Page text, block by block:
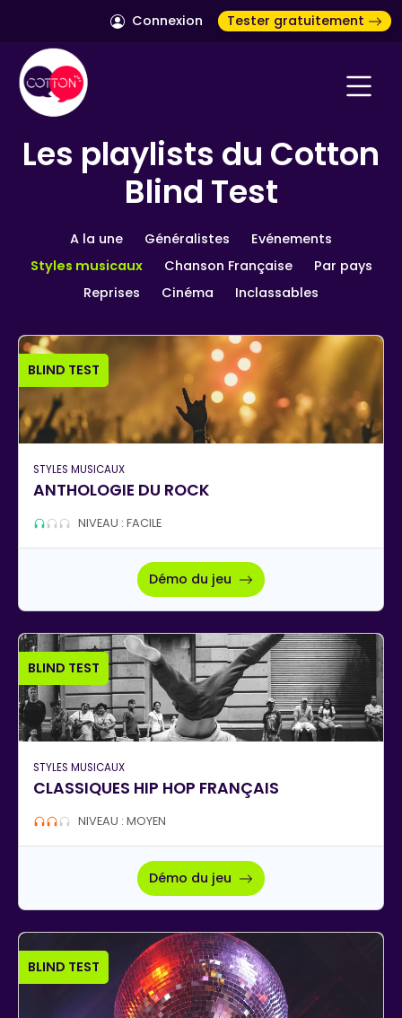
Connexion Tester gratuitement
Les playlists du Cotton
Blind Test
A la une Généralistes
Evénements
Styles musicaux
Chanson Française
Par pays
Reprises
Cinéma Inclassables
BLIND TEST
STYLES MUSICAUX
ANTHOLOGIE DU ROCK
NIVEAU : FACILE
Démo du jeu
BLIND TEST
STYLES MUSICAUX
CLASSIQUES HIP HOP FRANÇAIS
NIVEAU : MOYEN
Démo du jeu
BLIND TEST